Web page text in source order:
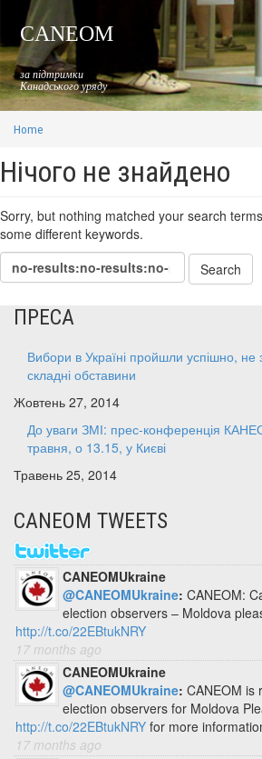
CANEOM
за підтримки
Канадського уряду
Home
Нічого не знайдено
Sorry, but nothing matched your search
some different keywords.
ПРЕСА
Вибори в Україні пройшли успішно,
складні обставини
Жовтень 27, 2014
До уваги ЗМІ: прес-конференція
травня, о 13.15, у Києві
Травень 25, 2014
CANEOM TWEETS
CANEOMUkraine
@CANEOMUkraine: CANEOM:
election observers – Moldova
http://t.co/22EBtukNRY
17 months ago
CANEOMUkraine
@CANEOMUkraine: CANEOM is
election observers for Moldova
http://t.co/22EBtukNRY for more
17 months ago